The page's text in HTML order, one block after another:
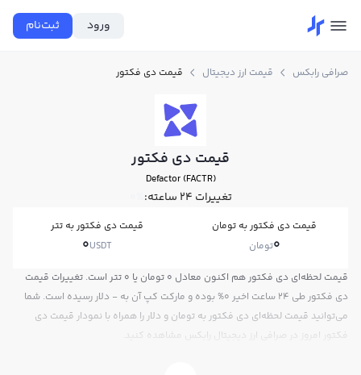
ورود ثبت‌نام
صرافی رابکس قیمت ارز دیجیتال قیمت دی فکتور
قیمت دی فکتور
Defactor (FACTR)
تغییرات ۲۴ ساعته: 0%
قیمت دی فکتور به تومان
0تومان
قیمت دی فکتور به تتر
0USDT
قیمت لحظه‌ای دی فکتور هم اکنون معادل 0 تومان یا 0 تتر است. تغییرات قیمت
دی فکتور طی 24 ساعت اخیر 0% بوده و مارکت کپ آن به - دلار رسیده است. شما
می‌توانید قیمت لحظه‌ای دی فکتور به تومان و دلار را همراه با نمودار قیمت دی
فکتور امروز در صرافی ارز دیجیتال رابکس مشاهده کنید.